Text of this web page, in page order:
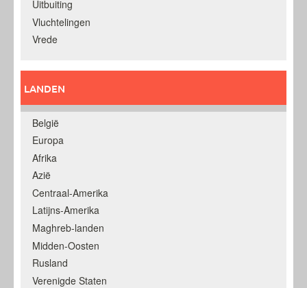
Uitbuiting
Vluchtelingen
Vrede
LANDEN
België
Europa
Afrika
Azië
Centraal-Amerika
Latijns-Amerika
Maghreb-landen
Midden-Oosten
Rusland
Verenigde Staten